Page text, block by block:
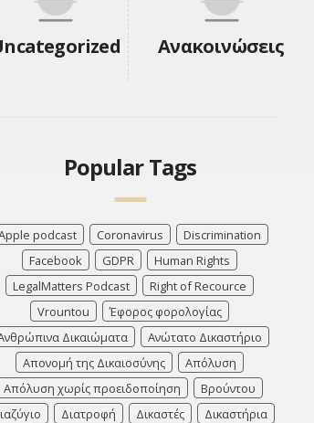
Ανακοινώσεις
Popular Tags
podcast Coronavirus
Discrimination
Facebook
GDPR
Human Rights
LegalMatters Podcast
Right of Recource
Vrountou
Έφορος φορολογίας
Δικαιώματα
Ανώτατο Δικαστήριο
Απονομή της Δικαιοσύνης
Απόλυση
Απόλυση χωρίς προειδοποίηση
Βρούντου
Διατροφή Δικαστές
Δικαστήρια